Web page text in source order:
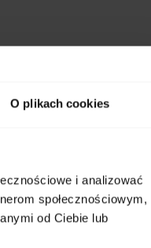
O plikach cookies
i analizować
społecznościowym,
od Ciebie lub